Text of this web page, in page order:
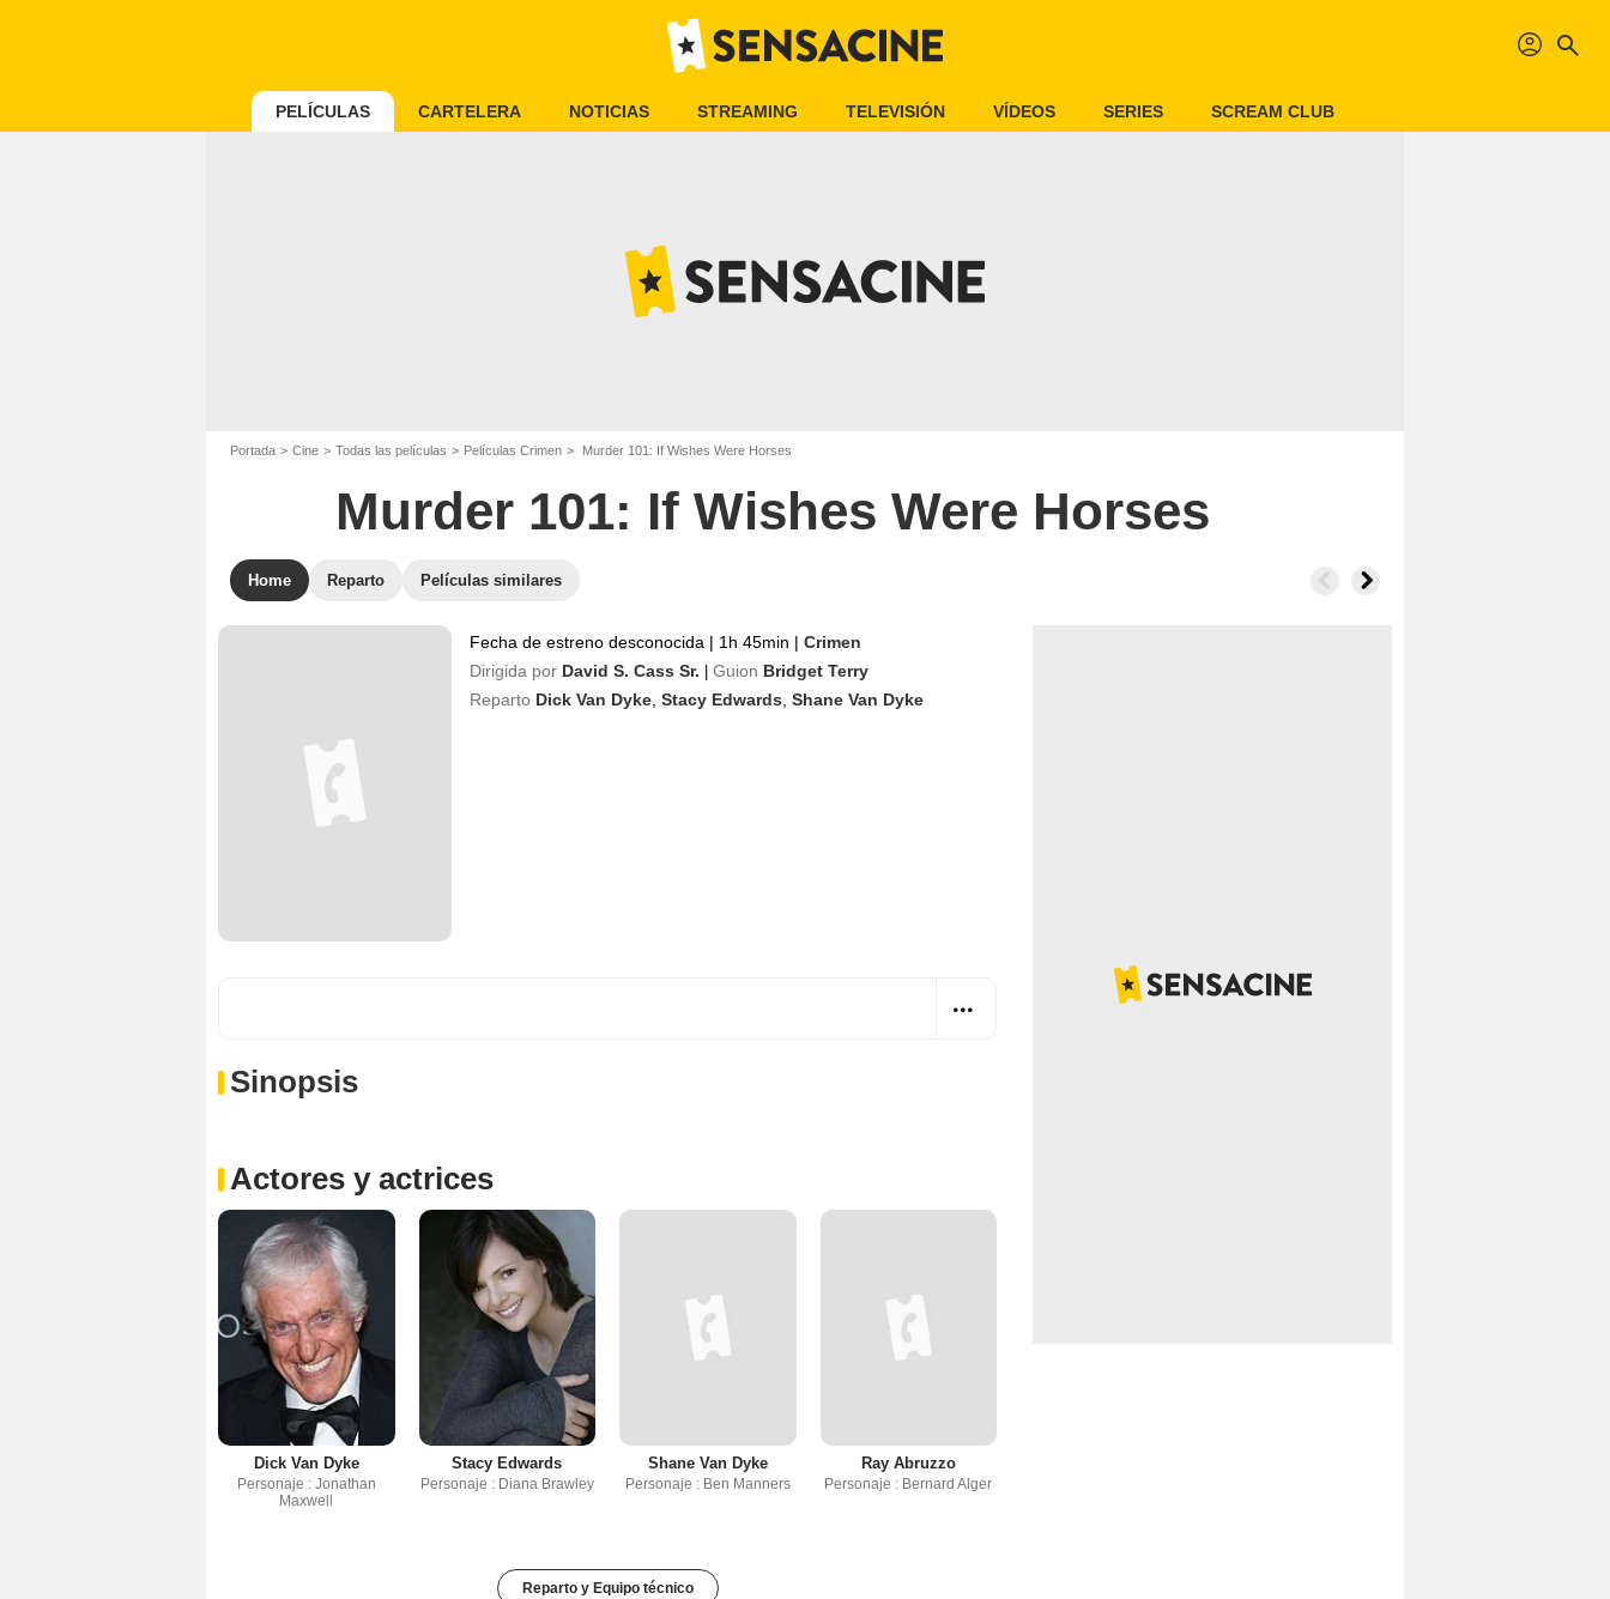
profil search
PELÍCULAS CARTELERA NOTICIAS STREAMING TELEVISIÓN VÍDEOS SERIES SCREAM CLUB
Portada Cine Todas las películas Películas Crimen Murder 101: If Wishes Were Horses
Murder 101: If Wishes Were Horses
Home Reparto Películas similares
Fecha de estreno desconocida | 1h 45min | Crimen
Dirigida por David S. Cass Sr. Guion Bridget Terry
Reparto Dick Van Dyke Stacy Edwards Shane Van Dyke
Sinopsis
Actores y actrices
Dick Van Dyke
Personaje : Jonathan
Maxwell
Stacy Edwards
Personaje : Diana Brawley
Shane Van Dyke
Personaje : Ben Manners
Ray Abruzzo
Personaje : Bernard Alger
Reparto y Equipo técnico